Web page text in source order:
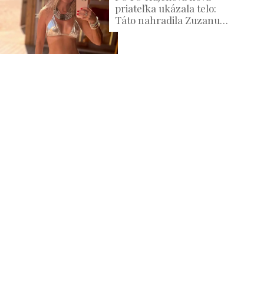
priateľka ukázala telo:
Táto nahradila Zuzanu
Belohorcovú